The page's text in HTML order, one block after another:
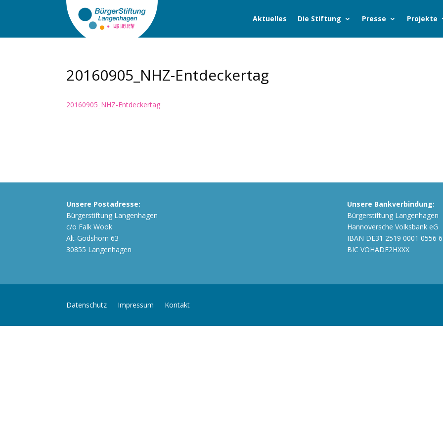
Aktuelles Die Stiftung Presse Projekte
20160905_NHZ-Entdeckertag
20160905_NHZ-Entdeckertag
Unsere Postadresse:
Bürgerstiftung Langenhagen
c/o Falk Wook
Alt-Godshorn 63
30855 Langenhagen
Unsere Bankverbindung:
Bürgerstiftung Langenhagen
Hannoversche Volksbank eG
IBAN DE31 2519 0001 0556
BIC VOHADE2HXXX
Datenschutz Impressum Kontakt